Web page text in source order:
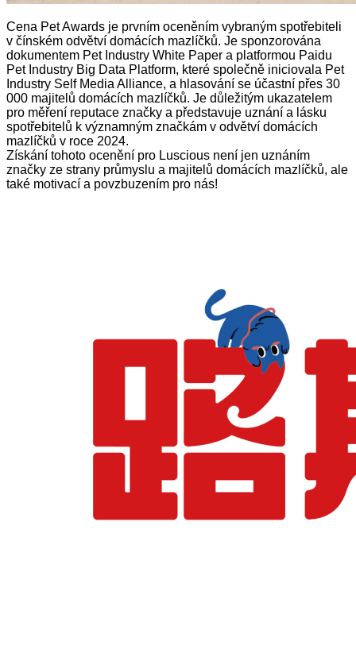
Cena Pet Awards je prvním oceněním vybraným spotřebiteli
v čínském odvětví domácích mazlíčků. Je sponzorována
dokumentem Pet Industry White Paper a platformou Paidu
Pet Industry Big Data Platform, které společně iniciovala Pet
Industry Self Media Alliance, a hlasování se účastní přes 30
000 majitelů domácích mazlíčků. Je důležitým ukazatelem
pro měření reputace značky a představuje uznání a lásku
spotřebitelů k významným značkám v odvětví domácích
mazlíčků v roce 2024.
Získání tohoto ocenění pro Luscious není jen uznáním
značky ze strany průmyslu a majitelů domácích mazlíčků, ale
také motivací a povzbuzením pro nás!